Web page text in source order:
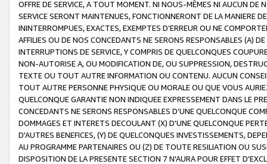
OFFRE DE SERVICE, A TOUT MOMENT. NI NOUS-MÊMES NI AUCUN DE
SERVICE SERONT MAINTENUES, FONCTIONNERONT DE LA MANIERE
ININTERROMPUES, EXACTES, EXEMPTES D’ERREUR OU NE
AFFILIES OU DE NOS CONCEDANTS NE SERONS RESPONSABLES (A)
INTERRUPTIONS DE SERVICE, Y COMPRIS DE QUELCONQUES
NON-AUTORISE A, OU MODIFICATION DE, OU SUPPRESSION,
TEXTE OU TOUT AUTRE INFORMATION OU CONTENU. AUCUN
TOUT AUTRE PERSONNE PHYSIQUE OU MORALE OU QUE VOUS
QUELCONQUE GARANTIE NON INDIQUEE EXPRESSEMENT DANS LE
CONCEDANTS NE SERONS RESPONSABLES D’UNE QUELCONQUE
DOMMAGES ET INTERETS DECOULANT (X) D'UNE QUELCONQUE
D'AUTRES BENEFICES, (Y) DE QUELCONQUES INVESTISSEMENTS,
AU PROGRAMME PARTENAIRES OU (Z) DE TOUTE RESILIATION OU
DISPOSITION DE LA PRESENTE SECTION 7 N'AURA POUR EFFET